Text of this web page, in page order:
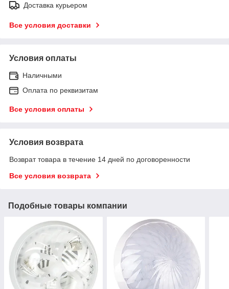
Доставка курьером
Все условия доставки
Условия оплаты
Наличными
Оплата по реквизитам
Все условия оплаты
Условия возврата
Возврат товара в течение 14 дней по договоренности
Все условия возврата
Подобные товары компании